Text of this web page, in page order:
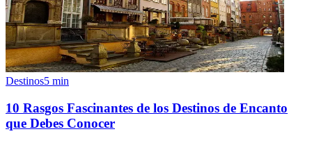
Destinos5 min
10 Rasgos Fascinantes de los Destinos de Encanto
que Debes Conocer